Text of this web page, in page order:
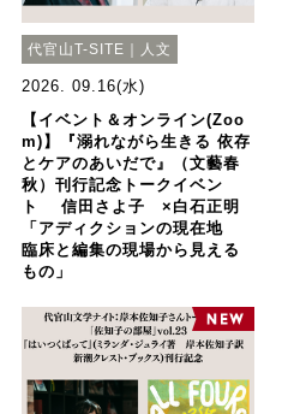
代官山T-SITE｜人文
2026. 09.16(水)
【イベント＆オンライン(Zoo
m)】『溺れながら生きる 依存
とケアのあいだで』（文藝春
秋）刊行記念トークイベン
ト 信田さよ子 ×白石正明
「アディクションの現在地
臨床と編集の現場から見える
もの」